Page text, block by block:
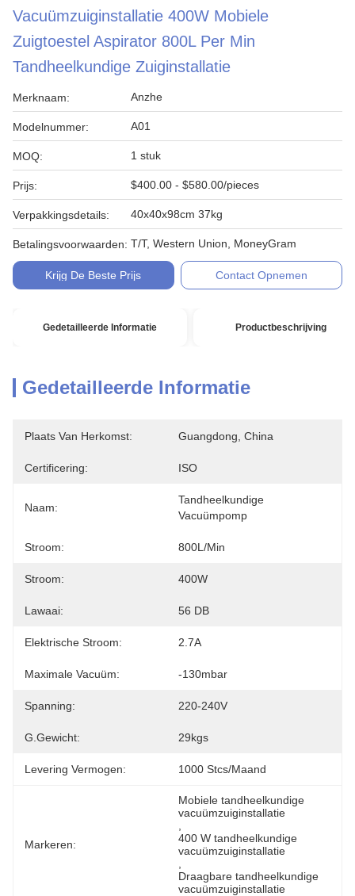
Vacuümzuiginstallatie 400W Mobiele
Zuigtoestel Aspirator 800L Per Min
Tandheelkundige Zuiginstallatie
Merknaam: Anzhe
Modelnummer: A01
MOQ: 1 stuk
Prijs: $400.00 - $580.00/pieces
Verpakkingsdetails: 40x40x98cm 37kg
Betalingsvoorwaarden: T/T, Western Union, MoneyGram
Krijg De Beste Prijs Contact Opnemen
Gedetailleerde Informatie Productbeschrijving
Gedetailleerde Informatie
Plaats Van Herkomst: Guangdong, China
Certificering: ISO
Naam:
Tandheelkundige
Vacuümpomp
Stroom: 800L/min
Stroom: 400W
Lawaai: 56 DB
Elektrische Stroom: 2.7A
Maximale Vacuüm: -130mbar
Spanning: 220-240V
G.Gewicht: 29kgs
Levering Vermogen: 1000 Stcs/maand
Markeren:
Mobiele tandheelkundige
vacuümzuiginstallatie
400 W tandheelkundige
vacuümzuiginstallatie
Draagbare tandheelkundige
vacuümzuiginstallatie